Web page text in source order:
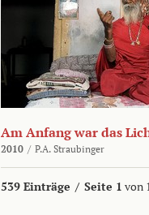
Am Anfang war das
2010 / P.A. Straubinger
539 Einträge / Seite 1 von